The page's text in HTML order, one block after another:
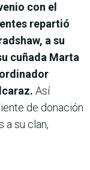
con el
repartió
a su
cuñada Marta
Así
de donación
a su clan,